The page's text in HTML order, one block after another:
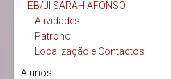
EB/JI SARAH AFONSO
Atividades
Patrono
Localização e Contactos
Alunos